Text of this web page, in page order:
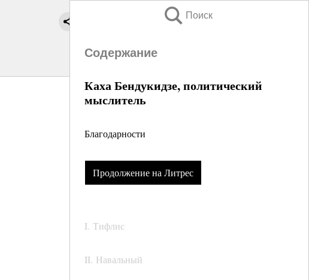
Поиск
Содержание
Каха Бендукидзе, политический
мыслитель
Благодарности
Продолжение на Литрес
I. Тифлис
II. Навальный